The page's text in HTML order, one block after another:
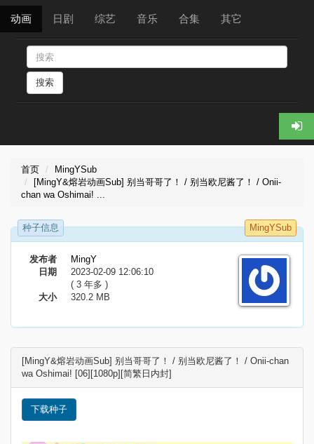
动画 日剧 综艺 音乐 合集 其它
搜索
首页
MingYSub
[MingY&熔岩动画Sub] 别当哥哥了！ / 别当欧尼酱了！ / Onii-
chan wa Oshimai! ...
种子信息 MingYSub
发布者
MingY
日期
2023-02-09 12:06:10
( 3 年多 )
大小
320.2 MB
[MingY&熔岩动画Sub] 别当哥哥了！ / 别当欧尼酱了！ / Onii-chan
wa Oshimai! [06][1080p][简繁日内封]
下载种子